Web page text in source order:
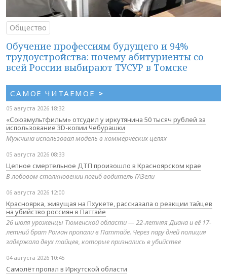
Общество
Обучение профессиям будущего и 94%
трудоустройства: почему абитуриенты со
всей России выбирают ТУСУР в Томске
САМОЕ ЧИТАЕМОЕ >
05 августа 2026 18:32
«Союзмультфильм» отсудил у иркутянина 50 тысяч рублей за
использование 3D-копии Чебурашки
Мужчина использовал модель в коммерческих целях
05 августа 2026 08:33
Цепное смертельное ДТП произошло в Красноярском крае
В лобовом столкновении погиб водитель ГАЗели
06 августа 2026 12:00
Красноярка, живущая на Пхукете, рассказала о реакции тайцев
на убийство россиян в Паттайе
26 июля уроженцы Тюменской области — 22-летняя Диана и её 17-
летний брат Роман пропали в Паттайе. Через пару дней полиция
задержала двух тайцев, которые признались в убийстве
04 августа 2026 10:45
Самолёт пропал в Иркутской области